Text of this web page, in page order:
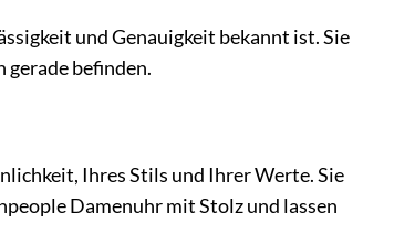
und Genauigkeit bekannt ist. Sie
gerade befinden.
Ihres Stils und Ihrer Werte. Sie
Damenuhr mit Stolz und lassen